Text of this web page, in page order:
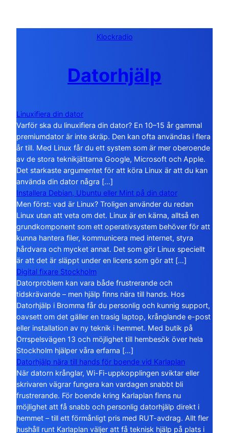
Klockradio
Datorhjälp
Linuxifiera din dator
Varför ska du linuxifiera din dator? En 10–15 år gammal
premiumdator är inte skräp. Den kan ofta användas i flera
år till. Med Linux får du ett system som är mer oberoende
av de stora teknikjättarna Google, Microsoft och Apple.
Det starkaste argumentet för att köra Linux är att du kan
använda din dator några […]
Installera Debian, Ubuntu eller Mint på din dator
Men först: vad är Linux? Troligen använder du redan
Linux utan att veta om det. Linux är en kärna, alltså en
grundkomponent som ett operativsystem behöver för att
kunna hantera filer, kommunicera med internet, styra
hårdvara och mycket annat. Det som gör Linux speciellt
är att det är släppt under en licens som gör att […]
Digital fixare Stockholm
Datorproblem kan vara både frustrerande och
tidskrävande – men hjälp finns nära till hands. Hos
Datorhjälp i Bromma får du personlig och kunnig support,
oavsett om det gäller en trasig laptop, krånglande e-post
eller installation av ny teknik i hemmet. Med butik på
Orrspelsvägen 13 och möjlighet till hembesök över hela
Stockholm hjälper våra erfarna […]
Datorhjälp nära till hands för boende vid Karlaplan
När datorn krånglar, Wi-Fi-uppkopplingen sviktar eller
skrivaren vägrar fungera kan vardagen snabbt bli
frustrerande. För boende kring Karlaplan finns nu
möjlighet att få snabb och personlig datorhjälp direkt i
hemmet – till ett förmånligt pris med RUT-avdrag. Allt fler
hushåll runt Karlaplan väljer att få teknisk hjälp på plats i